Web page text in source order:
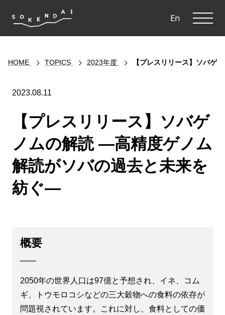
En
HOME TOPICS 2023年度 【プレスリリース】ソバゲ
2023.08.11
【プレスリリース】ソバゲ
ノムの解読 ―高精度ゲノム
解読がソバの過去と未来を
紡ぐ―
概要
2050年の世界人口は97億と予想され、イネ、コム
ギ、トウモロコシなどの三大穀物への食料の依存が
問題視されています。これに対し、食料としての価